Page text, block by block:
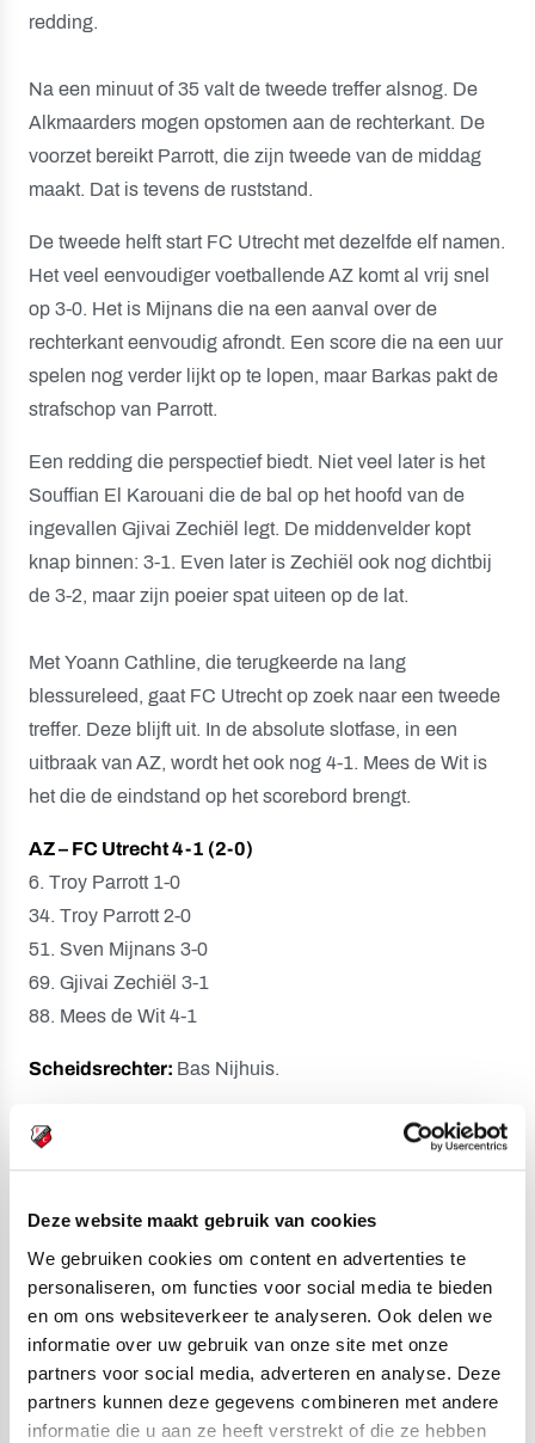
Deze website maakt gebruik van cookies
We gebruiken cookies om content en advertenties te
personaliseren, om functies voor social media te bieden
en om ons websiteverkeer te analyseren. Ook delen we
informatie over uw gebruik van onze site met onze
partners voor social media, adverteren en analyse. Deze
partners kunnen deze gegevens combineren met andere
informatie die u aan ze heeft verstrekt of die ze hebben
redding.
Na een minuut of 35 valt de tweede treffer alsnog. De
Alkmaarders mogen opstomen aan de rechterkant. De
voorzet bereikt Parrott, die zijn tweede van de middag
maakt. Dat is tevens de ruststand.
De tweede helft start FC Utrecht met dezelfde elf namen.
Het veel eenvoudiger voetballende AZ komt al vrij snel
op 3-0. Het is Mijnans die na een aanval over de
rechterkant eenvoudig afrondt. Een score die na een uur
spelen nog verder lijkt op te lopen, maar Barkas pakt de
strafschop van Parrott.
Een redding die perspectief biedt. Niet veel later is het
Souffian El Karouani die de bal op het hoofd van de
ingevallen Gjivai Zechiël legt. De middenvelder kopt
knap binnen: 3-1. Even later is Zechiël ook nog dichtbij
de 3-2, maar zijn poeier spat uiteen op de lat.
Met Yoann Cathline, die terugkeerde na lang
blessureleed, gaat FC Utrecht op zoek naar een tweede
treffer. Deze blijft uit. In de absolute slotfase, in een
uitbraak van AZ, wordt het ook nog 4-1. Mees de Wit is
het die de eindstand op het scorebord brengt.
AZ – FC Utrecht 4-1 (2-0)
6. Troy Parrott 1-0
34. Troy Parrott 2-0
51. Sven Mijnans 3-0
69. Gjivai Zechiël 3-1
88. Mees de Wit 4-1
Scheidsrechter: Bas Nijhuis.
Gele kaarten:
Bijzonderheden:60. Troy Parrott mist strafschop (AZ).
Opstelling AZ:
Rome-Jayden Owusu-Oduro; Denso Kasius, Wouter
Goes, Alexandre Penetra, Mees de Wit (90. Mateo
Chávez); Peer Koopmeiners (76. Dave Kwakman), Sven
Mijnans, Kees Smit (85. Maxim Dekker); Weslley Patati
(76. Matej Sin), Troy Parrott (75. Ibrahim Sadiq), Isak
Jensen.